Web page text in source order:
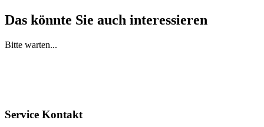
Das könnte Sie auch interessieren
Bitte warten...
Service Kontakt